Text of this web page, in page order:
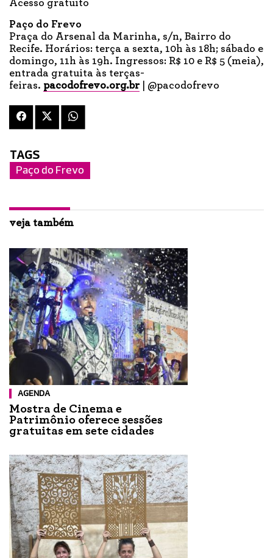
Acesso gratuito
Paço do Frevo
Praça do Arsenal da Marinha, s/n, Bairro do
Recife. Horários: terça a sexta, 10h às 18h; sábado e
domingo, 11h às 19h. Ingressos: R$ 10 e R$ 5 (meia),
entrada gratuita às terças-
feiras. pacodofrevo.org.br| @pacodofrevo
TAGS
Paço do Frevo
veja também
AGENDA
Mostra de Cinema e
Patrimônio oferece sessões
gratuitas em sete cidades